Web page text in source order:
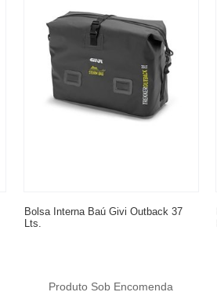
Bolsa Interna Baú Givi Outback 37
Lts.
Produto Sob Encomenda